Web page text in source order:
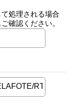
処理される場合
確認ください。